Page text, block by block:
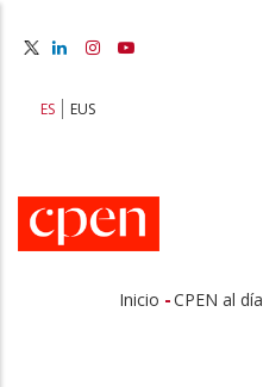
principal
ES EUS
Inicio -CPEN al día